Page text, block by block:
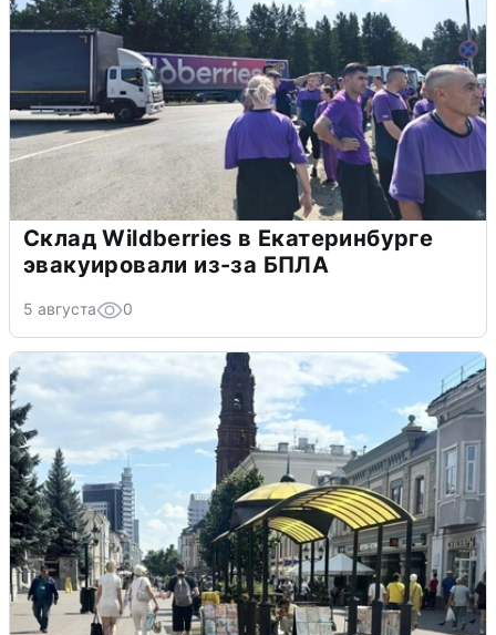
Склад Wildberries в Екатеринбурге
эвакуировали из-за БПЛА
5 августа 0